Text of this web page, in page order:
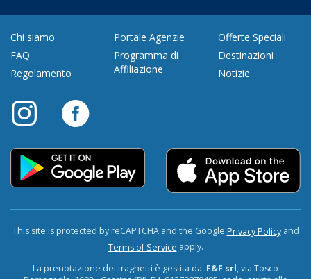
Chi siamo
FAQ
Regolamento
Portale Agenzie
Programma di
Affiliazione
Offerte Speciali
Destinazioni
Notizie
This site is protected by reCAPTCHA and the Google Privacy Policyand
Terms of Service apply.
La prenotazione dei traghetti è gestita da: F&F srl, via Tosco